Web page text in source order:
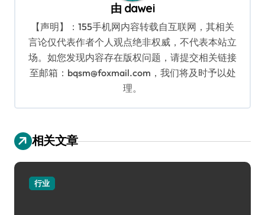
由 dawei
【声明】：155手机网内容转载自互联网，其相关
言论仅代表作者个人观点绝非权威，不代表本站立
场。如您发现内容存在版权问题，请提交相关链接
至邮箱：bqsm@foxmail.com，我们将及时予以处
理。
相关文章
行业